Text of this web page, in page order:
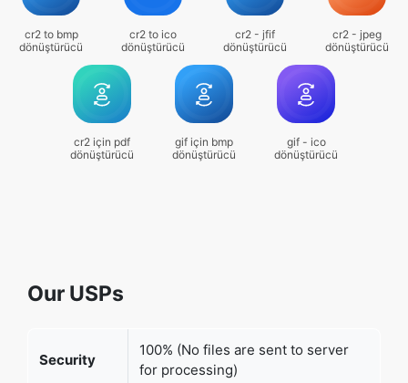
cr2 to bmp
dönüştürücü
cr2 to ico
dönüştürücü
cr2 - jfif
dönüştürücü
cr2 - jpeg
dönüştürücü
cr2 için pdf
dönüştürücü
gif için bmp
dönüştürücü
gif - ico
dönüştürücü
Our USPs
Security
100% (No files are sent to server
for processing)